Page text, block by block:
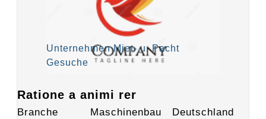
Unternehmen Miet- u. Pacht
Gesuche
Ratione a animi rer
Branche Maschinenbau Deutschland